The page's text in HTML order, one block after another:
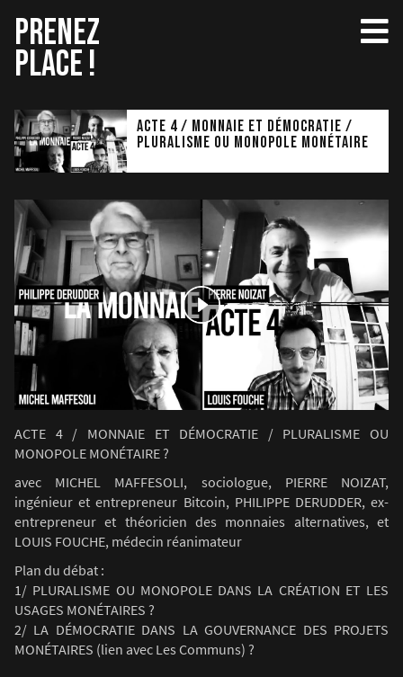
contenu
PRENEZ
PLACE !
Acte 4 / MONNAIE ET DÉMOCRATIE /
PLURALISME OU MONOPOLE MONÉTAIRE
ACTE 4 / MONNAIE ET DÉMOCRATIE / PLURALISME OU
MONOPOLE MONÉTAIRE ?
avec MICHEL MAFFESOLI, sociologue, PIERRE NOIZAT,
ingénieur et entrepreneur Bitcoin, PHILIPPE DERUDDER, ex-
entrepreneur et théoricien des monnaies alternatives, et
LOUIS FOUCHE, médecin réanimateur
Plan du débat :
1/ PLURALISME OU MONOPOLE DANS LA CRÉATION ET LES
USAGES MONÉTAIRES ?
2/ LA DÉMOCRATIE DANS LA GOUVERNANCE DES PROJETS
MONÉTAIRES (lien avec Les Communs) ?